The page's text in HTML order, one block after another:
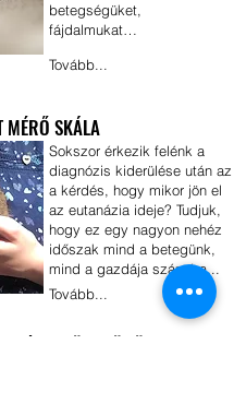
betegségüket,
fájdalmukat…
Tovább...
MÉRŐ SKÁLA
Sokszor érkezik felénk a
diagnózis kiderülése után az
a kérdés, hogy mikor jön el
az eutanázia ideje? Tudjuk,
hogy ez egy nagyon nehéz
időszak mind a betegünk,
mind a gazdája számára...
Tovább...